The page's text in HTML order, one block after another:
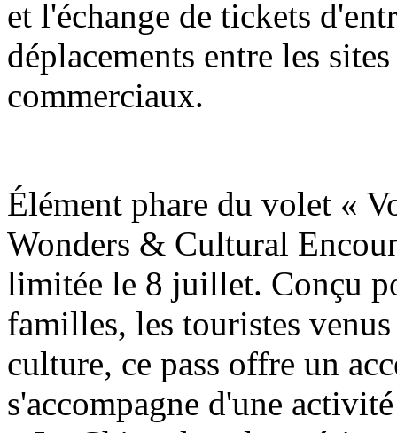
et l'échange de tickets
déplacements entre les
commerciaux.
Élément phare du volet «
Wonders & Cultural
limitée le 8 juillet. Conçu
familles, les touristes
culture, ce pass offre un
s'accompagne d'une